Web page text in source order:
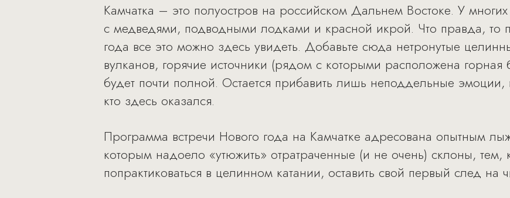
Камчатка – это полуостров на российском Дальнем Востоке. У многих
с медведями, подводными лодками и красной икрой. Что правда, то
года все это можно здесь увидеть. Добавьте сюда нетронутые
вулканов, горячие источники (рядом с которыми расположена горная
будет почти полной. Остается прибавить лишь неподдельные
кто здесь оказался.
Программа встречи Нового года на Камчатке адресована опытным
которым надоело «утюжить» отратраченные (и не очень) склоны, тем,
попрактиковаться в целинном катании, оставить свой первый след на